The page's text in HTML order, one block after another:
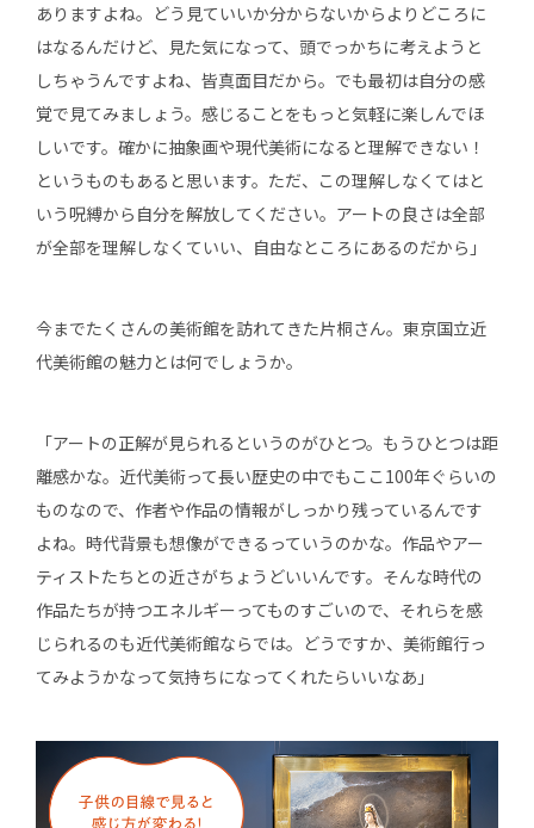
ありますよね。どう見ていいか分からないからよりどころに
はなるんだけど、見た気になって、頭でっかちに考えようと
しちゃうんですよね、皆真面目だから。でも最初は自分の感
覚で見てみましょう。感じることをもっと気軽に楽しんでほ
しいです。確かに抽象画や現代美術になると理解できない！
というものもあると思います。ただ、この理解しなくてはと
いう呪縛から自分を解放してください。アートの良さは全部
が全部を理解しなくていい、自由なところにあるのだから」
今までたくさんの美術館を訪れてきた片桐さん。東京国立近
代美術館の魅力とは何でしょうか。
「アートの正解が見られるというのがひとつ。もうひとつは距
離感かな。近代美術って長い歴史の中でもここ100年ぐらいの
ものなので、作者や作品の情報がしっかり残っているんです
よね。時代背景も想像ができるっていうのかな。作品やアー
ティストたちとの近さがちょうどいいんです。そんな時代の
作品たちが持つエネルギーってものすごいので、それらを感
じられるのも近代美術館ならでは。どうですか、美術館行っ
てみようかなって気持ちになってくれたらいいなあ」